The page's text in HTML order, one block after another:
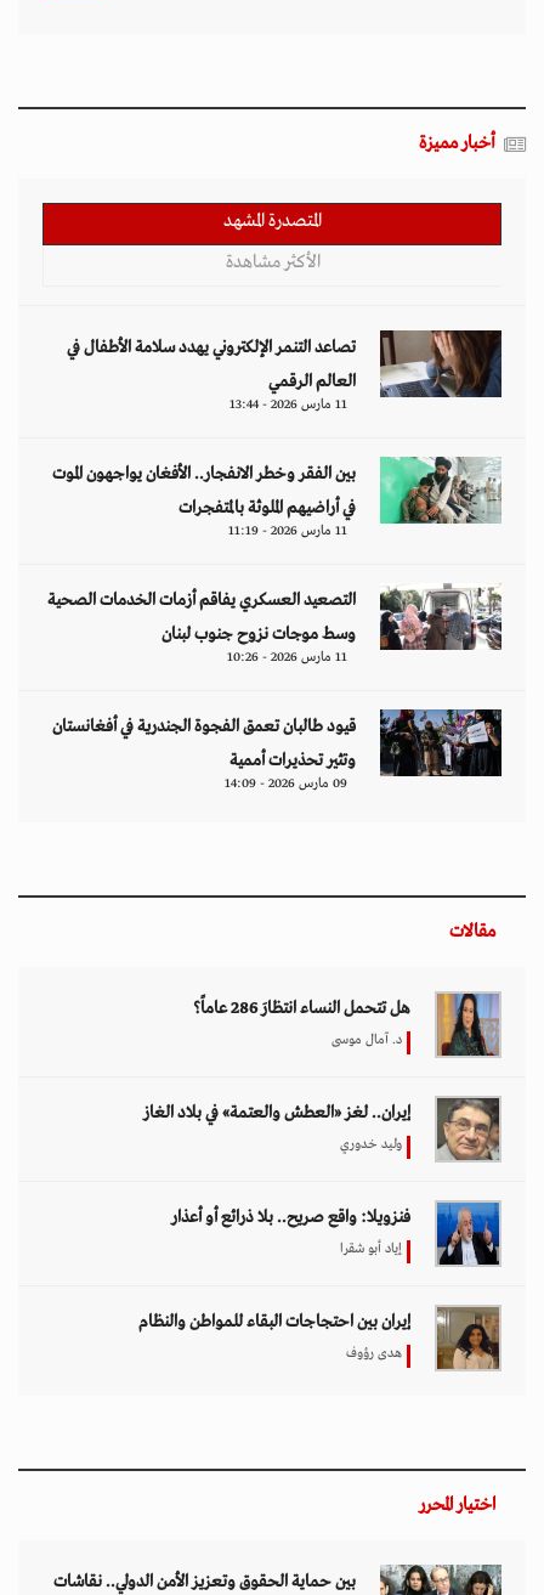
أخبار مميزة
المتصدرة المشهد
الأكثر مشاهدة
تصاعد التنمر الإلكتروني يهدد سلامة الأطفال في
العالم الرقمي
11 مارس 2026 - 13:44
بين الفقر وخطر الانفجار.. الأفغان يواجهون الموت
في أراضيهم الملوثة بالمتفجرات
11 مارس 2026 - 11:19
التصعيد العسكري يفاقم أزمات الخدمات الصحية
وسط موجات نزوح جنوب لبنان
11 مارس 2026 - 10:26
قيود طالبان تعمق الفجوة الجندرية في أفغانستان
وتثير تحذيرات أممية
09 مارس 2026 - 14:09
مقالات
هل تتحمل النساء انتظارَ 286 عاماً؟
د. آمال موسى
إيران.. لغز «العطش والعتمة» في بلاد الغاز
وليد خدوري
فنزويلا: واقع صريح.. بلا ذرائع أو أعذار
إياد أبو شقرا
إيران بين احتجاجات البقاء للمواطن والنظام
هدى رؤوف
اختيار المحرر
بين حماية الحقوق وتعزيز الأمن الدولي.. نقاشات